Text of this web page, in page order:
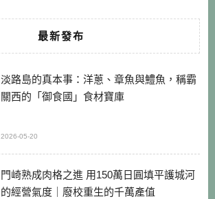
最新發布
淡路島的真本事：洋蔥、章魚與鱧魚，稱霸
關西的「御食國」食材寶庫
2026-05-20
門崎熟成肉格之進 用150萬日圓填平護城河
的經營氣度｜廢校重生的千萬產值